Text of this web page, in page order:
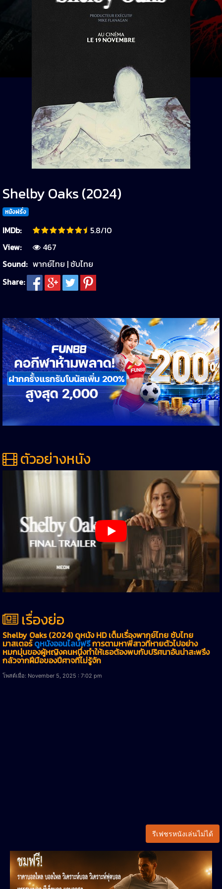
Shelby Oaks (2024)
หนังฝรั่ง
IMDb:
5.8/10
View:
467
Sound: พากย์ไทย | ซับไทย
Share:
ตัวอย่างหนัง
เรื่องย่อ
Shelby Oaks (2024) ดูหนัง HD เต็มเรื่องพากย์ไทย ซับไทย
มาสเตอร์ดูหนังออนไลน์ฟรีการตามหาพี่สาวที่หายตัวไปอย่าง
หมกมุ่นของผู้หญิงคนหนึ่งทำให้เธอต้องพบกับปริศนาอันน่าสะพรึง
กลัวจากฝีมือของปีศาจที่ไม่รู้จัก
โพสต์เมื่อ: November 5, 2025 : 7:02 pm
รีเฟชรหนังเล่นไม่ได้